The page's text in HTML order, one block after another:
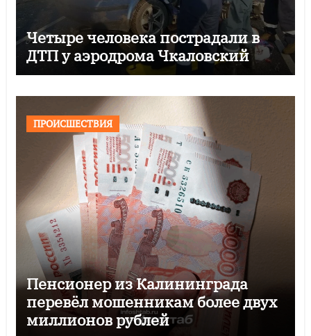
Четыре человека пострадали в
ДТП у аэродрома Чкаловский
ПРОИСШЕСТВИЯ
Пенсионер из Калининграда
перевёл мошенникам более двух
миллионов рублей